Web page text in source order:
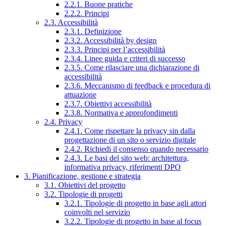
2.2.1. Buone pratiche
2.2.2. Principi
2.3. Accessibilità
2.3.1. Definizione
2.3.2. Accessibilità by design
2.3.3. Principi per l’accessibilità
2.3.4. Linee guida e criteri di successo
2.3.5. Come rilasciare una dichiarazione di
accessibilità
2.3.6. Meccanismo di feedback e procedura di
attuazione
2.3.7. Obiettivi accessibilità
2.3.8. Normativa e approfondimenti
2.4. Privacy
2.4.1. Come rispettare la privacy sin dalla
progettazione di un sito o servizio digitale
2.4.2. Richiedi il consenso quando necessario
2.4.3. Le basi del sito web: architettura,
informativa privacy, riferimenti DPO
3. Pianificazione, gestione e strategia
3.1. Obiettivi del progetto
3.2. Tipologie di progetti
3.2.1. Tipologie di progetto in base agli attori
coinvolti nel servizio
3.2.2. Tipologie di progetto in base al focus